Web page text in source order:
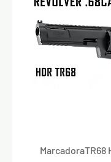
MarcadoraTR68